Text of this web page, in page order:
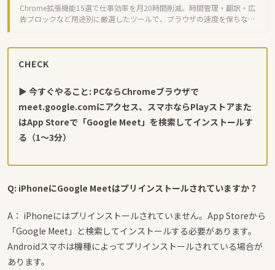
Chrome拡張機能15選で仕事効率を月20時間削減。時間管理・翻訳・広
告ブロックなど用途別に厳選したツールで、ブラウザの速度を保ちなが
CHECK
▶ 今すぐやること: PCならChromeブラウザで
meet.google.comにアクセス、スマホならPlayストアまた
はApp Storeで「Google Meet」を検索してインストールす
る（1〜3分）
Q: iPhoneにGoogle Meetはプリインストールされていますか？
A： iPhoneにはプリインストールされていません。App Storeから
「Google Meet」と検索してインストールする必要があります。
Androidスマホは機種によってプリインストールされている場合が
あります。